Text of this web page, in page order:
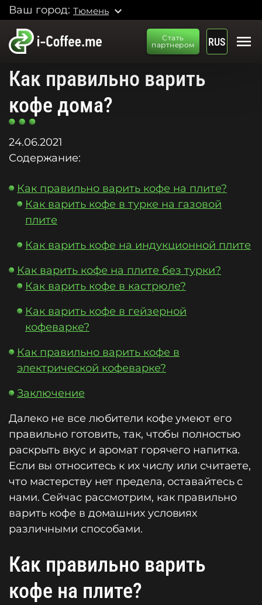
Ваш город: Тюмень expand_more
Стать
партнером
RUS menu
Как правильно варить
кофе дома?
24.06.2021
Содержание:
Как правильно варить кофе на плите?
Как варить кофе в турке на газовой
плите
Как варить кофе на индукционной плите
Как варить кофе на плите без турки?
Как варить кофе в кастрюле?
Как варить кофе в гейзерной
кофеварке?
Как правильно варить кофе в
электрической кофеварке?
Заключение
Далеко не все любители кофе умеют его
правильно готовить, так, чтобы полностью
раскрыть вкус и аромат горячего напитка.
Если вы относитесь к их числу или считаете,
что мастерству нет предела, оставайтесь с
нами. Сейчас рассмотрим, как правильно
варить кофе в домашних условиях
различными способами.
Как правильно варить
кофе на плите?